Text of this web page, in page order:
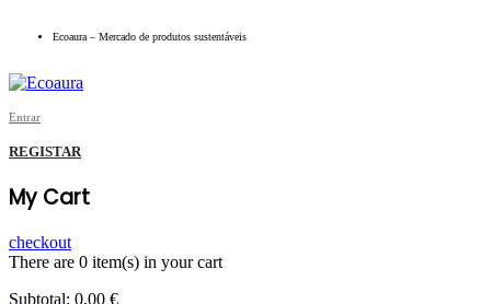
Ecoaura – Mercado de produtos sustentáveis
Entrar
REGISTAR
My Cart
checkout
There are 0 item(s) in your cart
Subtotal: 0,00 €